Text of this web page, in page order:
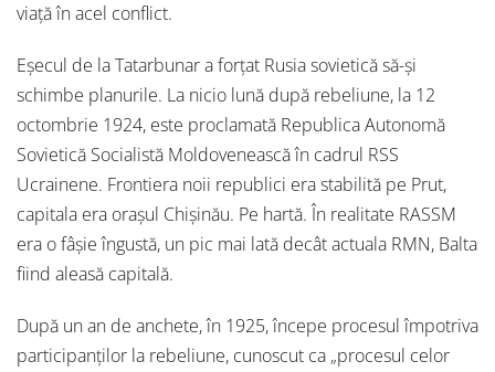
viață în acel conflict.
Eșecul de la Tatarbunar a forțat Rusia sovietică să-și
schimbe planurile. La nicio lună după rebeliune, la 12
octombrie 1924, este proclamată Republica Autonomă
Sovietică Socialistă Moldovenească în cadrul RSS
Ucrainene. Frontiera noii republici era stabilită pe Prut,
capitala era orașul Chișinău. Pe hartă. În realitate RASSM
era o fâșie îngustă, un pic mai lată decât actuala RMN, Balta
fiind aleasă capitală.
După un an de anchete, în 1925, începe procesul împotriva
participanților la rebeliune, cunoscut ca „procesul celor